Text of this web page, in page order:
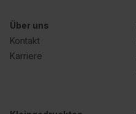
Über uns
Kontakt
Karriere